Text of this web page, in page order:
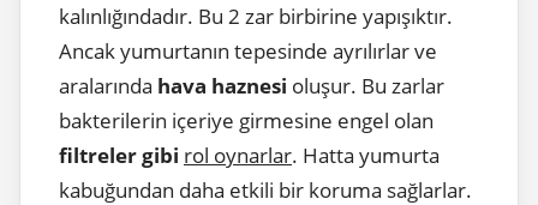
kalınlığındadır. Bu 2 zar birbirine yapışıktır.
Ancak yumurtanın tepesinde ayrılırlar ve
aralarında hava haznesi oluşur. Bu zarlar
bakterilerin içeriye girmesine engel olan
filtreler gibi rol oynarlar. Hatta yumurta
kabuğundan daha etkili bir koruma sağlarlar.